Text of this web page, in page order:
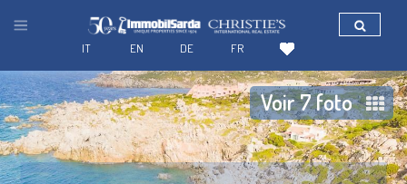
Voir 7 foto
FR
DE
EN
IT